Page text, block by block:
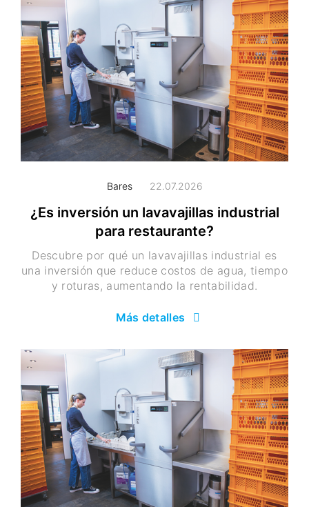
Bares 22.07.2026
¿Es inversión un lavavajillas industrial
para restaurante?
Descubre por qué un lavavajillas industrial es
una inversión que reduce costos de agua, tiempo
y roturas, aumentando la rentabilidad.
Más detalles